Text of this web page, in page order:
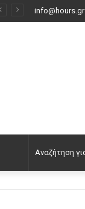
info@hours.gr